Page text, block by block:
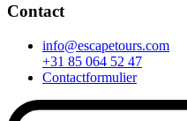
Contact
info@escapetours.com
+31 85 064 52 47
Contactformulier